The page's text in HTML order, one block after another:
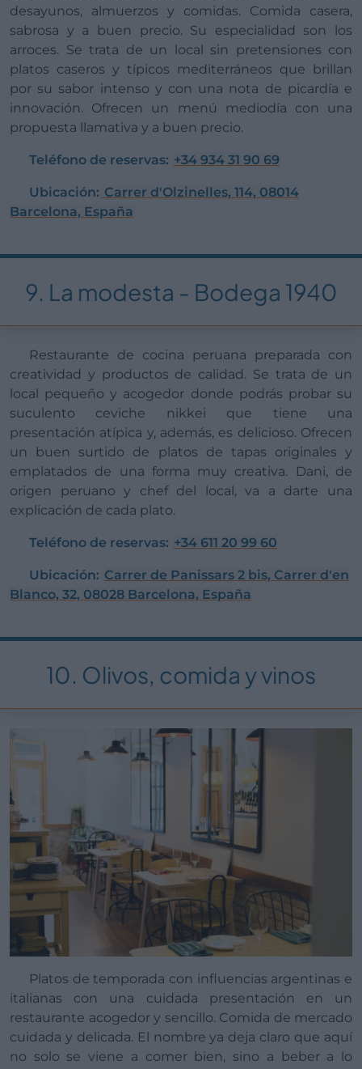
desayunos, almuerzos y comidas. Comida casera,
sabrosa y a buen precio. Su especialidad son los
arroces. Se trata de un local sin pretensiones con
platos caseros y típicos mediterráneos que brillan
por su sabor intenso y con una nota de picardía e
innovación. Ofrecen un menú mediodía con una
propuesta llamativa y a buen precio.
Teléfono de reservas: +34 934 31 90 69
Ubicación: Carrer d'Olzinelles, 114, 08014
Barcelona, España
9. La modesta - Bodega 1940
Restaurante de cocina peruana preparada con
creatividad y productos de calidad. Se trata de un
local pequeño y acogedor donde podrás probar su
suculento ceviche nikkei que tiene una
presentación atípica y, además, es delicioso. Ofrecen
un buen surtido de platos de tapas originales y
emplatados de una forma muy creativa. Dani, de
origen peruano y chef del local, va a darte una
explicación de cada plato.
Teléfono de reservas: +34 611 20 99 60
Ubicación: Carrer de Panissars 2 bis, Carrer d'en
Blanco, 32, 08028 Barcelona, España
10. Olivos, comida y vinos
Platos de temporada con influencias argentinas e
italianas con una cuidada presentación en un
restaurante acogedor y sencillo. Comida de mercado
cuidada y delicada. El nombre ya deja claro que aquí
no solo se viene a comer bien, sino a beber a lo